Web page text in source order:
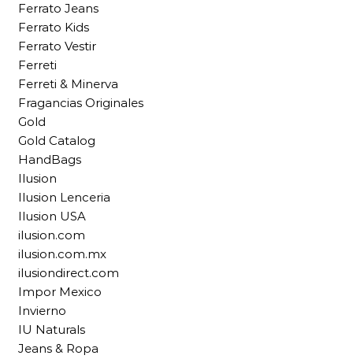
Ferrato Jeans
Ferrato Kids
Ferrato Vestir
Ferreti
Ferreti & Minerva
Fragancias Originales
Gold
Gold Catalog
HandBags
Ilusion
Ilusion Lenceria
Ilusion USA
ilusion.com
ilusion.com.mx
ilusiondirect.com
Impor Mexico
Invierno
IU Naturals
Jeans & Ropa